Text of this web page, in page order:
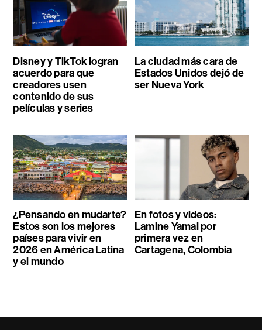
Disney y TikTok logran
acuerdo para que
creadores usen
contenido de sus
películas y series
La ciudad más cara de
Estados Unidos dejó de
ser Nueva York
¿Pensando en mudarte?
Estos son los mejores
países para vivir en
2026 en América Latina
y el mundo
En fotos y videos:
Lamine Yamal por
primera vez en
Cartagena, Colombia